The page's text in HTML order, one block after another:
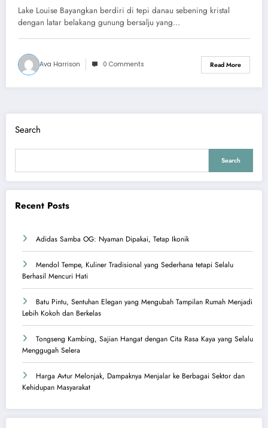
Lake Louise Bayangkan berdiri di tepi danau sebening kristal
dengan latar belakang gunung bersalju yang…
Ava Harrison 0 Comments Read More
Search
Search
Recent Posts
Adidas Samba OG: Nyaman Dipakai, Tetap Ikonik
Mendol Tempe, Kuliner Tradisional yang Sederhana tetapi Selalu
Berhasil Mencuri Hati
Batu Pintu, Sentuhan Elegan yang Mengubah Tampilan Rumah Menjadi
Lebih Kokoh dan Berkelas
Tongseng Kambing, Sajian Hangat dengan Cita Rasa Kaya yang Selalu
Menggugah Selera
Harga Avtur Melonjak, Dampaknya Menjalar ke Berbagai Sektor dan
Kehidupan Masyarakat